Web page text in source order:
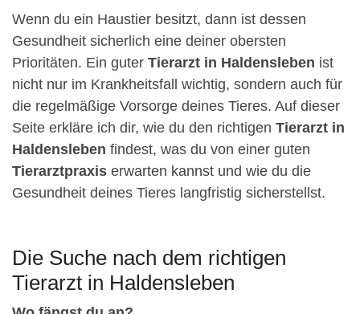
Wenn du ein Haustier besitzt, dann ist dessen
Gesundheit sicherlich eine deiner obersten
Prioritäten. Ein guter Tierarzt in Haldensleben ist
nicht nur im Krankheitsfall wichtig, sondern auch für
die regelmäßige Vorsorge deines Tieres. Auf dieser
Seite erkläre ich dir, wie du den richtigen Tierarzt in
Haldensleben findest, was du von einer guten
Tierarztpraxis erwarten kannst und wie du die
Gesundheit deines Tieres langfristig sicherstellst.
Die Suche nach dem richtigen
Tierarzt in Haldensleben